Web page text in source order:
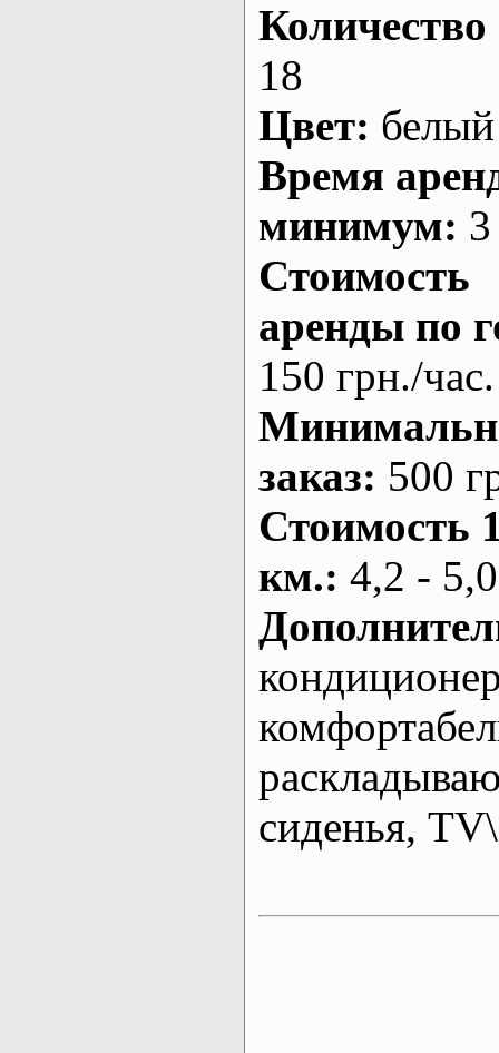
Количество
18
Цвет: белый
Время
минимум:
Стоимость
аренды по
150 грн./час.
заказ: 500
Стоимость
км.: 4,2 -
сиденья,